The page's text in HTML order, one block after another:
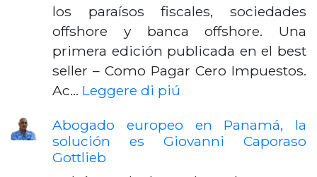
los paraísos fiscales, sociedades
offshore y banca offshore. Una
primera edición publicada en el best
seller – Como Pagar Cero Impuestos.
Ac… Leggere di piú
Abogado europeo en Panamá, la
solución es Giovanni Caporaso
Gottlieb